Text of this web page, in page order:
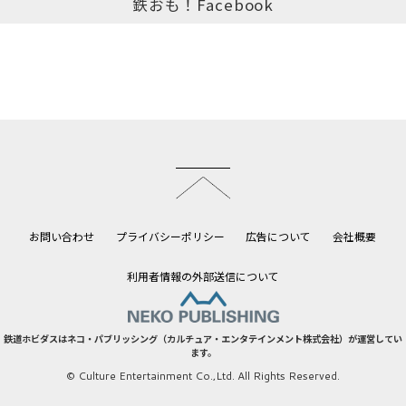
お問い合わせ プライバシーポリシー 広告について 会社概要
利用者情報の外部送信について
鉄道ホビダスはネコ・パブリッシング（カルチュア・エンタテインメント株式会社）が運営してい
ます。
© Culture Entertainment Co.,Ltd. All Rights Reserved.